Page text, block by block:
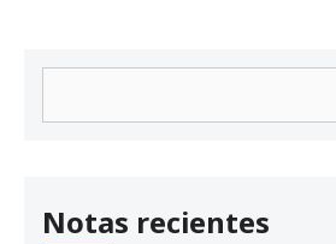
Notas recientes